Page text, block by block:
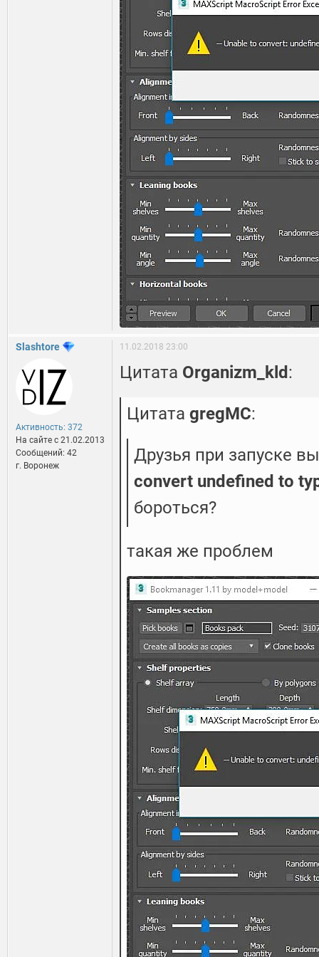
Slashtore
Активность: 372
На сайте c 21.02.2013
Сообщений: 42
г. Воронеж
11.02.2018 23:00
Цитата Organizm_kld :
Цитата gregMC:
Друзья при запуске
convert undefined to
бороться?
такая же проблем